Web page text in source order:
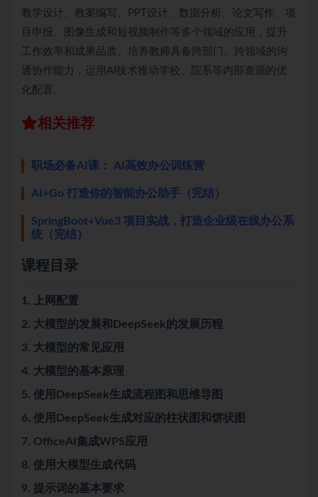
教学设计、教案编写、PPT设计、数据分析、论文写作、项
目申报、图像生成和短视频制作等多个领域的应用，提升
工作效率和成果品质。培养教师具备跨部门、跨领域的沟
通协作能力，运用AI技术推动学校、院系等内部资源的优
化配置。
相关推荐
职场必备AI课： AI高效办公训练营
AI+Go 打造你的智能办公助手（完结）
SpringBoot+Vue3 项目实战，打造企业级在线办公系
统（完结）
课程目录
1. 上网配置
2. 大模型的发展和DeepSeek的发展历程
3. 大模型的常见应用
4. 大模型的基本原理
5. 使用DeepSeek生成流程图和思维导图
6. 使用DeepSeek生成对应的柱状图和饼状图
7. OfficeAI集成WPS应用
8. 使用大模型生成代码
9. 提示词的基本要求